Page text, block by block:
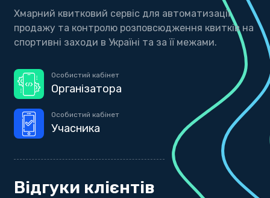
Хмарний квитковий сервіс для автоматизації
продажу та контролю розповсюдження квитків на
спортивні заходи в Україні та за її межами.
Особистий кабінет
Організатора
Особистий кабінет
Учасника
Відгуки клієнтів